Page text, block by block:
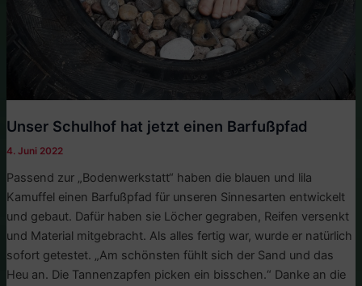
Unser Schulhof hat jetzt einen Barfußpfad
4. Juni 2022
Passend zur „Bodenwerkstatt“ haben die blauen und lila
Kamuffel einen Barfußpfad für unseren Sinnesarten entwickelt
und gebaut. Dafür haben sie Löcher gegraben, Reifen versenkt
und Material mitgebracht. Als alles fertig war, wurde er natürlich
sofort getestet. „Am schönsten fühlt sich der Sand und das
Heu an. Die Tannenzapfen picken ein bisschen.“ Danke an die